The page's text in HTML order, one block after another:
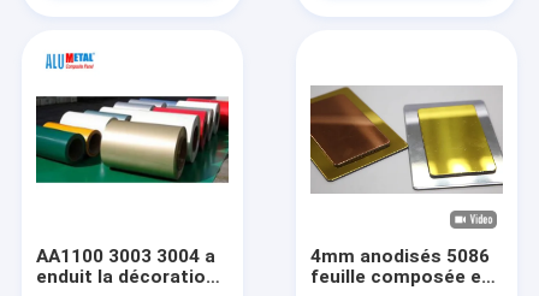
AA1100 3003 3004 a
enduit la décoration
4mm anodisés 5086
feuille composée en